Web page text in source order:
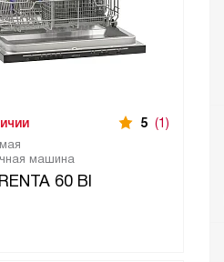
машина
60 BI
5 (1)